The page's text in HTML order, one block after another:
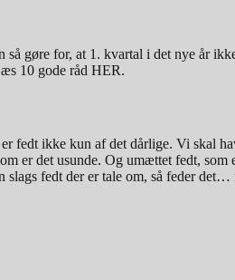
så gøre for, at 1. kvartal i det nye år
10 gode råd HER.
fedt ikke kun af det dårlige. Vi skal
er det usunde. Og umættet fedt,
slags fedt der er tale om, så feder